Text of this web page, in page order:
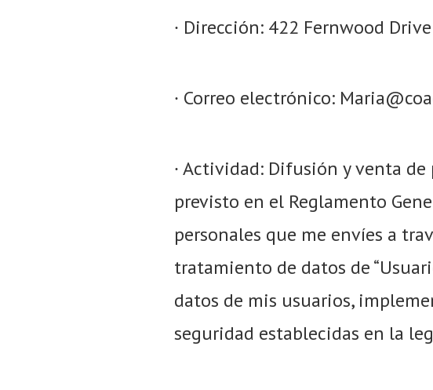
∙ Dirección: 422 Fernwood
∙ Correo electrónico:
∙ Actividad: Difusión y venta
previsto en el Reglamento
personales que me envíes a
tratamiento de datos de
datos de mis usuarios,
seguridad establecidas en la